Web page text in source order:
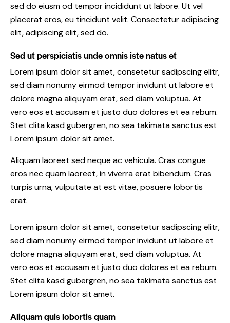
sed do eiusm od tempor incididunt ut labore. Ut vel
placerat eros, eu tincidunt velit. Consectetur adipiscing
elit, adipiscing elit, sed do.
Sed ut perspiciatis unde omnis iste natus et
Lorem ipsum dolor sit amet, consetetur sadipscing elitr,
sed diam nonumy eirmod tempor invidunt ut labore et
dolore magna aliquyam erat, sed diam voluptua. At
vero eos et accusam et justo duo dolores et ea rebum.
Stet clita kasd gubergren, no sea takimata sanctus est
Lorem ipsum dolor sit amet.
Aliquam laoreet sed neque ac vehicula. Cras congue
eros nec quam laoreet, in viverra erat bibendum. Cras
turpis urna, vulputate at est vitae, posuere lobortis
erat.
Lorem ipsum dolor sit amet, consetetur sadipscing elitr,
sed diam nonumy eirmod tempor invidunt ut labore et
dolore magna aliquyam erat, sed diam voluptua. At
vero eos et accusam et justo duo dolores et ea rebum.
Stet clita kasd gubergren, no sea takimata sanctus est
Lorem ipsum dolor sit amet.
Aliquam quis lobortis quam